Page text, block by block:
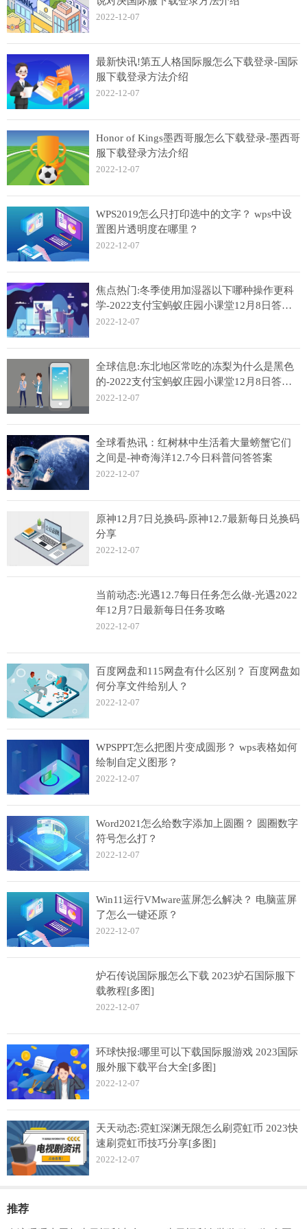
2022-12-07
最新快讯!第五人格国际服怎么下载登录-国际
服下载登录方法介绍
2022-12-07
Honor of Kings墨西哥服怎么下载登录-墨西哥
服下载登录方法介绍
2022-12-07
WPS2019怎么只打印选中的文字？ wps中设
置图片透明度在哪里？
2022-12-07
焦点热门:冬季使用加湿器以下哪种操作更科
学-2022支付宝蚂蚁庄园小课堂12月8日答案
分享
2022-12-07
全球信息:东北地区常吃的冻梨为什么是黑色
的-2022支付宝蚂蚁庄园小课堂12月8日答案
分享
2022-12-07
全球看热讯：红树林中生活着大量螃蟹它们
之间是-神奇海洋12.7今日科普问答答案
2022-12-07
原神12月7日兑换码-原神12.7最新每日兑换码
分享
2022-12-07
当前动态:光遇12.7每日任务怎么做-光遇2022
年12月7日最新每日任务攻略
2022-12-07
百度网盘和115网盘有什么区别？ 百度网盘如
何分享文件给别人？
2022-12-07
WPSPPT怎么把图片变成圆形？ wps表格如何
绘制自定义图形？
2022-12-07
Word2021怎么给数字添加上圆圈？ 圆圈数字
符号怎么打？
2022-12-07
Win11运行VMware蓝屏怎么解决？ 电脑蓝屏
了怎么一键还原？
2022-12-07
炉石传说国际服怎么下载 2023炉石国际服下
载教程[多图]
2022-12-07
环球快报:哪里可以下载国际服游戏 2023国际
服外服下载平台大全[多图]
2022-12-07
天天动态:霓虹深渊无限怎么刷霓虹币 2023快
速刷霓虹币技巧分享[多图]
2022-12-07
推荐